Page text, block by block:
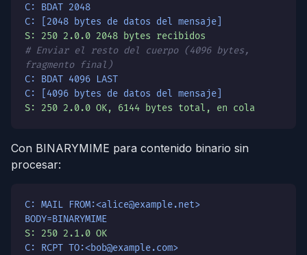
C: BDAT 2048
C: [2048 bytes de datos del mensaje]
S: 250 2.0.0 2048 bytes recibidos
# Enviar el resto del cuerpo (4096 bytes,
fragmento final)
C: BDAT 4096 LAST
C: [4096 bytes de datos del mensaje]
S: 250 2.0.0 OK, 6144 bytes total, en cola
Con BINARYMIME para contenido binario sin
procesar:
C: MAIL FROM:<alice@example.net>
BODY=BINARYMIME
S: 250 2.1.0 OK
C: RCPT TO:<bob@example.com>